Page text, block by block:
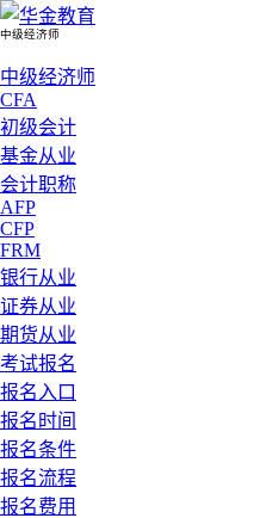
中级经济师
中级经济师
CFA
初级会计
基金从业
会计职称
AFP
CFP
FRM
银行从业
证券从业
期货从业
考试报名
报名入口
报名时间
报名条件
报名流程
报名费用